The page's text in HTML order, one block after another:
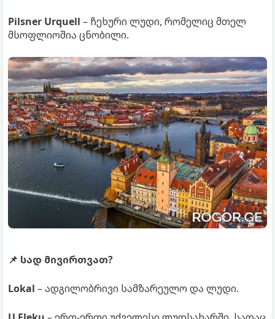
Pilsner Urquell – ჩეხური ლუდი, რომელიც მთელ
მსოფლიოშია ცნობილი.
📌 სად მივირთვათ?
Lokal – ადგილობრივი სამზარეულო და ლუდი.